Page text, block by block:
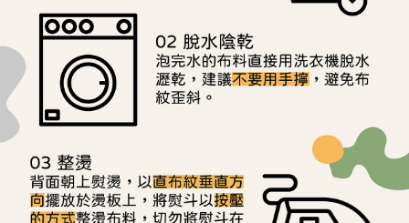
時審查核予不同之上限額度；若仍有額度不足之情形，本公司將視審查結果
請求用戶進行身份認證。
５．嚴禁一人註冊多個帳號或使用他人資訊註冊。若發現惡意使用之情形，
恩沛科技股份有限公司將有權停止該用戶之使用額度並採取法律行動。